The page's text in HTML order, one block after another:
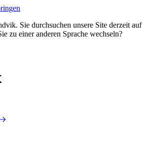
Sie durchsuchen unsere Site derzeit auf
zu einer anderen Sprache wechseln?